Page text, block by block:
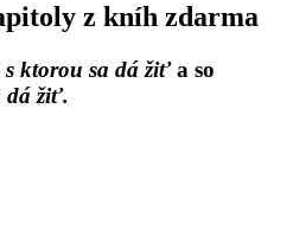
z kníh zdarma
ktorou sa dá žiťa so
dá žiť.